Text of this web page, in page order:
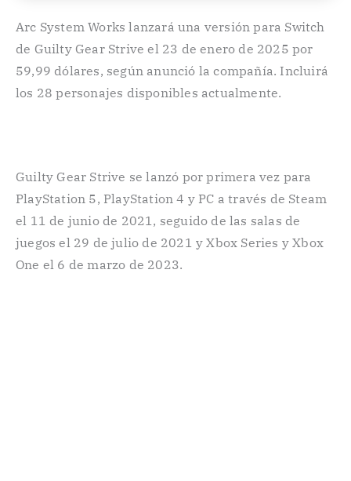
Arc System Works lanzará una versión para Switch
de Guilty Gear Strive el 23 de enero de 2025 por
59,99 dólares, según anunció la compañía. Incluirá
los 28 personajes disponibles actualmente.
Guilty Gear Strive se lanzó por primera vez para
PlayStation 5, PlayStation 4 y PC a través de Steam
el 11 de junio de 2021, seguido de las salas de
juegos el 29 de julio de 2021 y Xbox Series y Xbox
One el 6 de marzo de 2023.